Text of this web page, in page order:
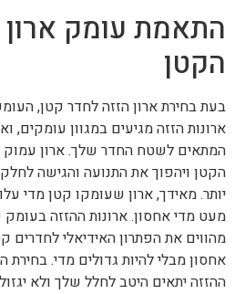
התאמת עומק
הקטן
בעת בחירת ארון הזזה לחדר קטן,
ארונות הזזה מגיעים במגוון עומקים,
המתאים לשטח החדר שלך. ארון עמוק
הקטן ויהפוך את התנועה והגישה
יותר. מאידך, ארון שעומקו קטן מדי
מהווים את הפתרון האידיאלי
אחסון מבלי להיות גדולים מדי.
ההזזה יתאים היטב לחלל שלך ולא